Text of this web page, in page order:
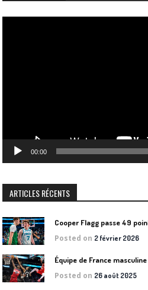
00:00
ARTICLES RÉCENTS
Cooper Flagg passe 49
Posted on 2 février 2026
Équipe de France
Posted on 26 août 2025